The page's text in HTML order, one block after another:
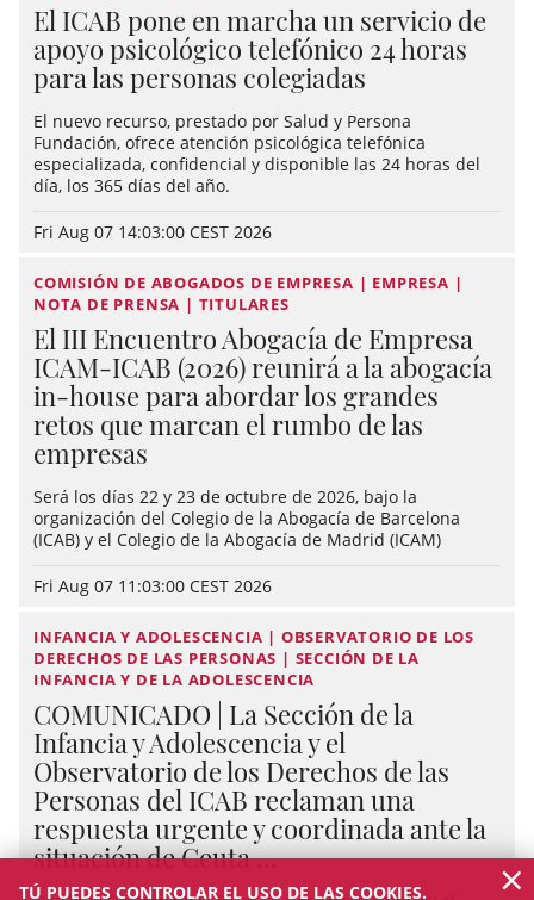
El ICAB pone en marcha un servicio de
apoyo psicológico telefónico 24 horas
para las personas colegiadas
El nuevo recurso, prestado por Salud y Persona
Fundación, ofrece atención psicológica telefónica
especializada, confidencial y disponible las 24 horas del
día, los 365 días del año.
Fri Aug 07 14:03:00 CEST 2026
COMISIÓN DE ABOGADOS DE EMPRESA | EMPRESA |
NOTA DE PRENSA | TITULARES
El III Encuentro Abogacía de Empresa
ICAM-ICAB (2026) reunirá a la abogacía
in-house para abordar los grandes
retos que marcan el rumbo de las
empresas
Será los días 22 y 23 de octubre de 2026, bajo la
organización del Colegio de la Abogacía de Barcelona
(ICAB) y el Colegio de la Abogacía de Madrid (ICAM)
Fri Aug 07 11:03:00 CEST 2026
INFANCIA Y ADOLESCENCIA | OBSERVATORIO DE LOS
DERECHOS DE LAS PERSONAS | SECCIÓN DE LA
INFANCIA Y DE LA ADOLESCENCIA
COMUNICADO | La Sección de la
Infancia y Adolescencia y el
Observatorio de los Derechos de las
Personas del ICAB reclaman una
respuesta urgente y coordinada ante la
situación de Ceuta ...
TÚ PUEDES CONTROLAR EL USO DE LAS COOKIES. ×